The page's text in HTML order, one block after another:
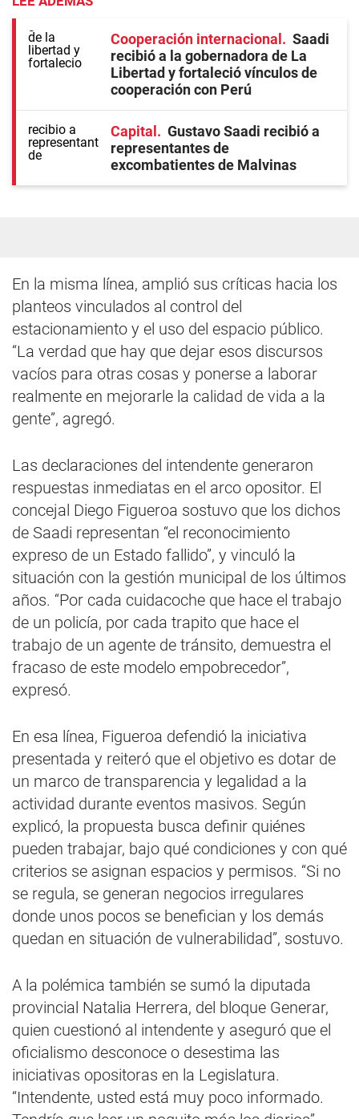
Cooperación internacional
Saadi
recibió a la gobernadora de La
Libertad y fortaleció vínculos de
cooperación con Perú
Capital
Gustavo Saadi recibió a
representantes de
excombatientes de Malvinas
En la misma línea, amplió sus críticas hacia los
planteos vinculados al control del
estacionamiento y el uso del espacio público.
“La verdad que hay que dejar esos discursos
vacíos para otras cosas y ponerse a laborar
realmente en mejorarle la calidad de vida a la
gente”, agregó.
Las declaraciones del intendente generaron
respuestas inmediatas en el arco opositor. El
concejal Diego Figueroa sostuvo que los dichos
de Saadi representan “el reconocimiento
expreso de un Estado fallido”, y vinculó la
situación con la gestión municipal de los últimos
años. “Por cada cuidacoche que hace el trabajo
de un policía, por cada trapito que hace el
trabajo de un agente de tránsito, demuestra el
fracaso de este modelo empobrecedor”,
expresó.
En esa línea, Figueroa defendió la iniciativa
presentada y reiteró que el objetivo es dotar de
un marco de transparencia y legalidad a la
actividad durante eventos masivos. Según
explicó, la propuesta busca definir quiénes
pueden trabajar, bajo qué condiciones y con qué
criterios se asignan espacios y permisos. “Si no
se regula, se generan negocios irregulares
donde unos pocos se benefician y los demás
quedan en situación de vulnerabilidad”, sostuvo.
A la polémica también se sumó la diputada
provincial Natalia Herrera, del bloque Generar,
quien cuestionó al intendente y aseguró que el
oficialismo desconoce o desestima las
iniciativas opositoras en la Legislatura.
“Intendente, usted está muy poco informado.